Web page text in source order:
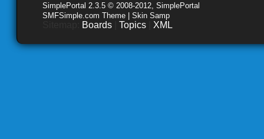
SimplePortal 2.3.5 © 2008-2012, SimplePortal
SMFSimple.com Theme | Skin Samp
Boards Topics XML